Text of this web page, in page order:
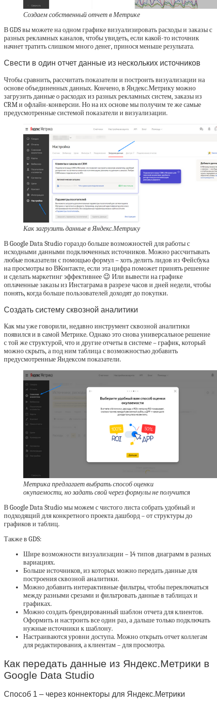
Создаем собственный отчет в Метрике
В GDS вы можете на одном графике визуализировать расходы и заказы с
разных рекламных каналов, чтобы увидеть, если какой-то источник
начнет тратить слишком много денег, принося меньше результата.
Свести в один отчет данные из нескольких источников
Чтобы сравнить, рассчитать показатели и построить визуализации на
основе объединенных данных. Кончено, в Яндекс.Метрику можно
загрузить данные о расходах из разных рекламных систем, заказы из
CRM и офлайн-конверсии. Но на их основе мы получим те же самые
предусмотренные системой показатели и визуализации.
Как загрузить данные в Яндекс.Метрику
В Google Data Studio гораздо больше возможностей для работы с
исходными данными подключенных источников. Можно рассчитывать
любые показатели с помощью формул – хоть делить лидов из Фейсбука
на просмотры во ВКонтакте, если эта цифра поможет принять решение
и сделать маркетинг эффективнее 😉 Или вывести на графике
оплаченные заказы из Инстаграма в разрезе часов и дней недели, чтобы
понять, когда больше пользователей доходят до покупки.
Создать систему сквозной аналитики
Как мы уже говорили, недавно инструмент сквозной аналитики
появился и в самой Метрике. Однако это снова универсальное решение
с той же структурой, что и другие отчеты в системе – график, который
можно скрыть, а под ним таблица с возможностью добавить
предусмотренные Яндексом показатели.
Метрика предлагает выбрать способ оценки
окупаемости, но задать свой через формулы не получится
В Google Data Studio мы можем с чистого листа собрать удобный и
подходящий для конкретного проекта дашборд – от структуры до
графиков и таблиц.
Также в GDS:
Шире возможности визуализации – 14 типов диаграмм в разных
вариациях.
Больше источников, из которых можно передать данные для
построения сквозной аналитики.
Можно добавить интерактивные фильтры, чтобы переключаться
между разными срезами и фильтровать данные в таблицах и
графиках.
Можно создать брендированный шаблон отчета для клиентов.
Оформить и настроить все один раз, а дальше только подключать
нужные источники к шаблону.
Настраиваются уровни доступа. Можно открыть отчет коллегам
для редактирования, а клиентам – для просмотра.
Как передать данные из Яндекс.Метрики в
Google Data Studio
Способ 1 – через коннекторы для Яндекс.Метрики